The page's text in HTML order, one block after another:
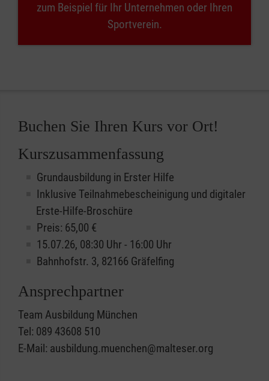
zum Beispiel für Ihr Unternehmen oder Ihren
Sportverein.
Buchen Sie Ihren Kurs vor Ort!
Kurszusammenfassung
Grundausbildung in Erster Hilfe
Inklusive Teilnahmebescheinigung und digitaler
Erste-Hilfe-Broschüre
Preis: 65,00 €
15.07.26, 08:30 Uhr - 16:00 Uhr
Bahnhofstr. 3, 82166 Gräfelfing
Ansprechpartner
Team Ausbildung München
Tel: 089 43608 510
E-Mail: ausbildung.muenchen@malteser.org